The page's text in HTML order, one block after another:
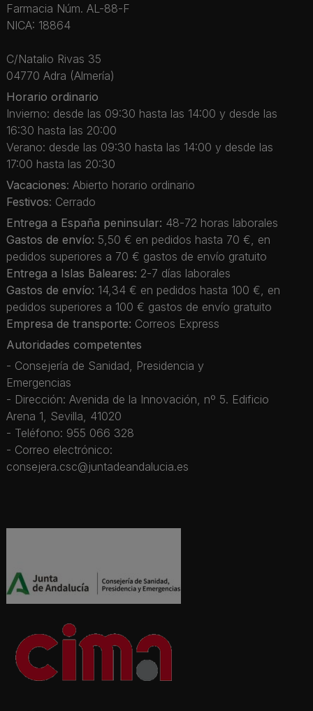
Farmacia Núm. AL-88-F
NICA: 18864
C/Natalio Rivas 35
04770 Adra (Almería)
Horario ordinario
Invierno: desde las 09:30 hasta las 14:00 y desde las
16:30 hasta las 20:00
Verano: desde las 09:30 hasta las 14:00 y desde las
17:00 hasta las 20:30
Vacaciones: Abierto horario ordinario
Festivos: Cerrado
Entrega a España peninsular: 48-72 horas laborales
Gastos de envío: 5,50 € en pedidos hasta 70 €, en
pedidos superiores a 70 € gastos de envío gratuito
Entrega a Islas Baleares: 2-7 días laborales
Gastos de envío: 14,34 € en pedidos hasta 100 €, en
pedidos superiores a 100 € gastos de envío gratuito
Empresa de transporte: Correos Express
Autoridades competentes
- Consejería de Sanidad, Presidencia y
Emergencias
- Dirección: Avenida de la Innovación, nº 5. Edificio
Arena 1, Sevilla, 41020
- Teléfono: 955 066 328
- Correo electrónico:
consejera.csc@juntadeandalucia.es